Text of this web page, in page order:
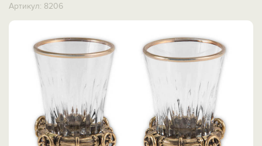
Артикул: 8206